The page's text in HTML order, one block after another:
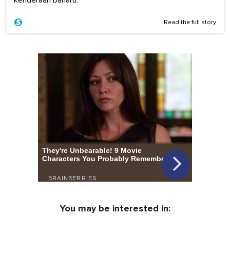
Read the full story
You may be interested in: